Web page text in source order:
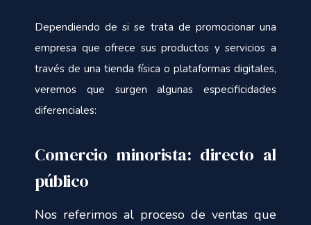
Dependiendo de si se trata de promocionar una
empresa que ofrece sus productos y servicios a
través de una tienda física o plataformas digitales,
veremos que surgen algunas especificidades
diferenciales:
Comercio minorista: directo al
público
Nos referimos al proceso de ventas que